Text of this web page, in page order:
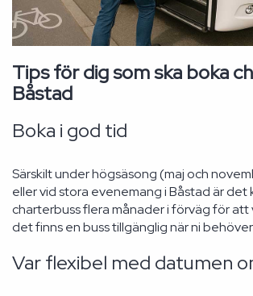
Tips för dig som ska boka
Båstad
Boka i god tid
Särskilt under högsäsong (maj och
eller vid stora evenemang i Båstad är
charterbuss flera månader i förväg för att
det finns en buss tillgänglig när ni
Var flexibel med datumen